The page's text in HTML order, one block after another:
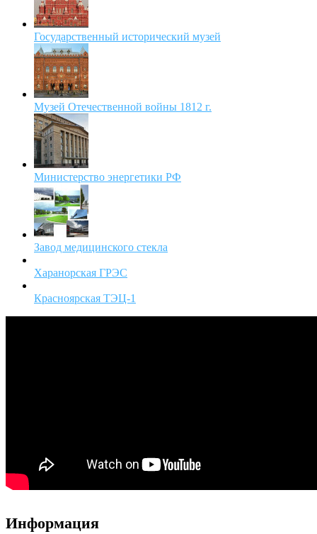
Государственный исторический музей
Музей Отечественной войны 1812 г.
Министерство энергетики РФ
Завод медицинского стекла
Харанорская ГРЭС
Красноярская ТЭЦ-1
Информация